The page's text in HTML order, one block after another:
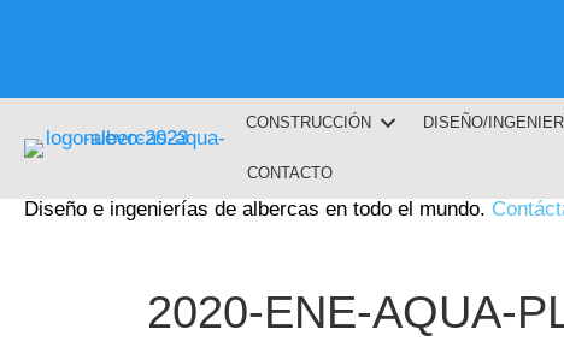
CONSTRUCCIÓN DISEÑO/
CONTACTO
Diseño e ingenierías de albercas en todo el mundo.
2020-ENE-AQUA-